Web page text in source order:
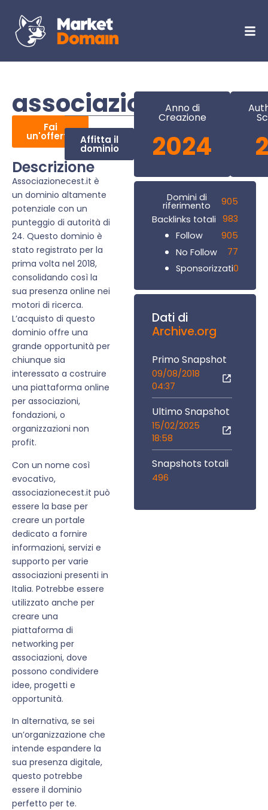
associazionecest.it
Fai
un'offerta Affitta il
dominio
Descrizione
Associazionecest.it è
un dominio altamente
potenziale con un
punteggio di autorità di
24. Questo dominio è
stato registrato per la
prima volta nel 2018,
consolidando così la
sua presenza online nei
motori di ricerca.
L’acquisto di questo
dominio offre una
grande opportunità per
chiunque sia
interessato a costruire
una piattaforma online
per associazioni,
fondazioni, o
organizzazioni non
profit.
Con un nome così
evocativo,
associazionecest.it può
essere la base per
creare un portale
dedicato a fornire
informazioni, servizi e
supporto per varie
associazioni presenti in
Italia. Potrebbe essere
utilizzato anche per
creare una
piattaforma di
networking per
associazioni, dove
possono condividere
idee, progetti e
opportunità.
In alternativa, se sei
un’organizzazione che
intende espandere la
sua presenza digitale,
questo potrebbe
essere il dominio
perfetto per te.
Anno di
Creazione
2024
Domini di
riferimento
905
Backlinks totali 983
Follow
905
No Follow
77
Sponsorizzati0
Dati di
Archive.org
Primo Snapshot
09/08/2018
04:37
Ultimo Snapshot
15/02/2025
18:58
Snapshots totali
496